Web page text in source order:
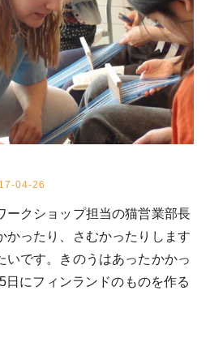
04-26
ークショップ担当の猫営業部長
かったり、さむかったりします
いです。きのうはあったかかっ
日にフィンランドのものを作る